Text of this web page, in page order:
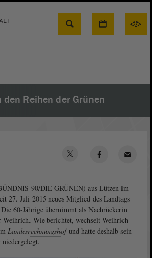
Suche
den Reihen der Grünen
90/DIE GRÜNEN) aus Lützen im
27. Juli 2015 neues Mitglied des Landtags
60-Jährige übernimmt als Nachrückerin
Wie berichtet, wechselt Weihrich
Landesrechnungshofund hatte deshalb sein
niedergelegt.